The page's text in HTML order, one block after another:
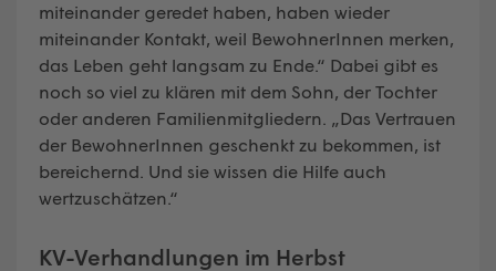
miteinander geredet haben, haben wieder
miteinander Kontakt, weil BewohnerInnen merken,
das Leben geht langsam zu Ende.“ Dabei gibt es
noch so viel zu klären mit dem Sohn, der Tochter
oder anderen Familienmitgliedern. „Das Vertrauen
der BewohnerInnen geschenkt zu bekommen, ist
bereichernd. Und sie wissen die Hilfe auch
wertzuschätzen.“
KV-Verhandlungen im Herbst